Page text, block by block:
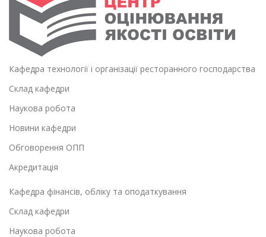
Кафедра технології і організації ресторанного господарства
Склад кафедри
Наукова робота
Новини кафедри
Обговорення ОПП
Акредитація
Кафедра фінансів, обліку та оподаткування
Склад кафедри
Наукова робота